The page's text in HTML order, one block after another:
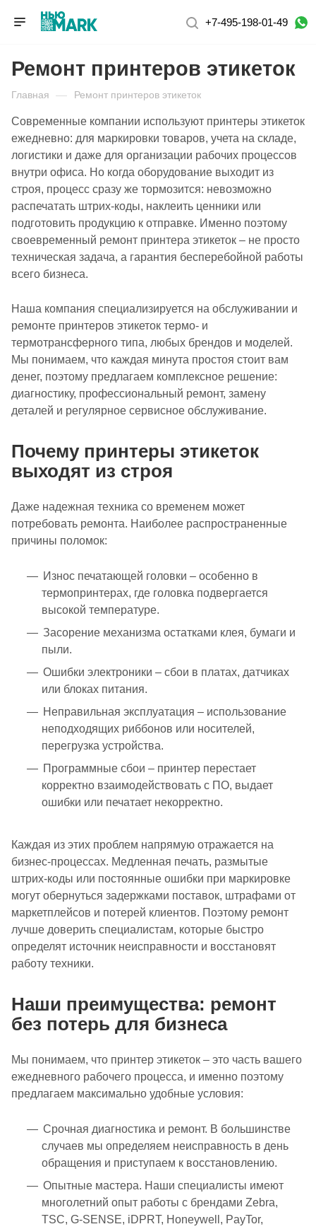
+7-495-198-01-49
Ремонт принтеров этикеток
Главная — Ремонт принтеров этикеток
Современные компании используют принтеры этикеток
ежедневно: для маркировки товаров, учета на складе,
логистики и даже для организации рабочих процессов
внутри офиса. Но когда оборудование выходит из
строя, процесс сразу же тормозится: невозможно
распечатать штрих-коды, наклеить ценники или
подготовить продукцию к отправке. Именно поэтому
своевременный ремонт принтера этикеток – не просто
техническая задача, а гарантия бесперебойной работы
всего бизнеса.
Наша компания специализируется на обслуживании и
ремонте принтеров этикеток термо- и
термотрансферного типа, любых брендов и моделей.
Мы понимаем, что каждая минута простоя стоит вам
денег, поэтому предлагаем комплексное решение:
диагностику, профессиональный ремонт, замену
деталей и регулярное сервисное обслуживание.
Почему принтеры этикеток
выходят из строя
Даже надежная техника со временем может
потребовать ремонта. Наиболее распространенные
причины поломок:
Износ печатающей головки – особенно в
термопринтерах, где головка подвергается
высокой температуре.
Засорение механизма остатками клея, бумаги и
пыли.
Ошибки электроники – сбои в платах, датчиках
или блоках питания.
Неправильная эксплуатация – использование
неподходящих риббонов или носителей,
перегрузка устройства.
Программные сбои – принтер перестает
корректно взаимодействовать с ПО, выдает
ошибки или печатает некорректно.
Каждая из этих проблем напрямую отражается на
бизнес-процессах. Медленная печать, размытые
штрих-коды или постоянные ошибки при маркировке
могут обернуться задержками поставок, штрафами от
маркетплейсов и потерей клиентов. Поэтому ремонт
лучше доверить специалистам, которые быстро
определят источник неисправности и восстановят
работу техники.
Наши преимущества: ремонт
без потерь для бизнеса
Мы понимаем, что принтер этикеток – это часть вашего
ежедневного рабочего процесса, и именно поэтому
предлагаем максимально удобные условия:
Срочная диагностика и ремонт. В большинстве
случаев мы определяем неисправность в день
обращения и приступаем к восстановлению.
Опытные мастера. Наши специалисты имеют
многолетний опыт работы с брендами Zebra,
TSC, G-SENSE, iDPRT, Honeywell, PayTor,